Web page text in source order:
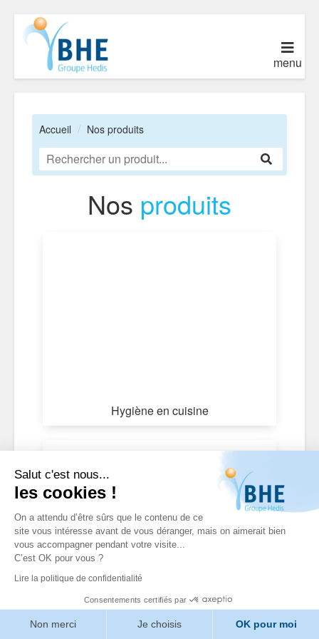
Salut c'est nous...
les cookies !
On a attendu d’être sûrs que le contenu de ce
site vous intéresse avant de vous déranger, mais on aimerait bien
vous accompagner pendant votre visite...
C’est OK pour vous ?
Lire la politique de confidentialité
Consentements certifiés par
Non merci Je choisis OK pour moi
menu
Accueil Nos produits
Nos produits
Hygiène en cuisine
Arts de la table